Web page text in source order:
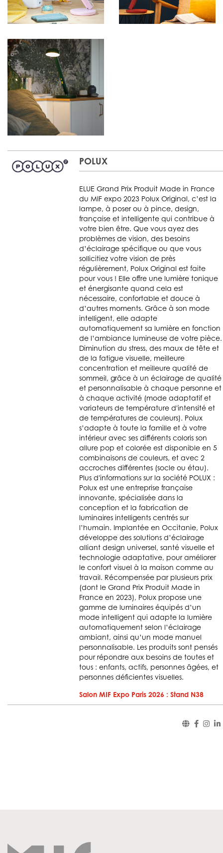
POLUX
ELUE Grand Prix Produit Made in France
du MIF expo 2023 Polux Original, c’est la
lampe, à poser ou à pince, design,
française et intelligente qui contribue à
votre bien être. Que vous ayez des
problèmes de vision, des besoins
d’éclairage spécifique ou que vous
sollicitiez votre vision de près
régulièrement, Polux Original est faite
pour vous ! Elle offre une lumière tonique
et énergisante quand cela est
nécessaire, confortable et douce à
d’autres moments. Grâce à son mode
intelligent, elle adapte
automatiquement sa lumière en fonction
de l’ambiance lumineuse de votre pièce.
Diminution du stress, des maux de tête et
de la fatigue visuelle, meilleure
concentration et meilleure qualité de
sommeil, grâce à un éclairage de qualité
et personnalisable à chaque personne et
à chaque activité (mode adaptatif et
variateurs de température d'intensité et
de températures de couleurs). Polux
s’adapte à toute la famille et à votre
intérieur avec ses différents coloris son
allure pop et colorée est disponible en 5
combinaisons de couleurs, et avec 2
accroches différentes (socle ou étau).
Plus d'informations sur la société POLUX :
Polux est une entreprise française
innovante, spécialisée dans la
conception et la fabrication de
luminaires intelligents centrés sur
l’humain. Implantée en Occitanie, Polux
développe des solutions d’éclairage
alliant design universel, santé visuelle et
technologie adaptative, pour améliorer
le confort visuel à la maison comme au
travail. Récompensée par plusieurs prix
(dont le Grand Prix Produit Made in
France en 2023), Polux propose une
gamme de luminaires équipés d’un
mode intelligent qui adapte la lumière
automatiquement selon l’éclairage
ambiant, ainsi qu’un mode manuel
personnalisable. Les produits sont pensés
pour répondre aux besoins de toutes et
tous : enfants, actifs, personnes âgées, et
personnes déficientes visuelles.
Salon MIF Expo Paris 2026 : Stand N38